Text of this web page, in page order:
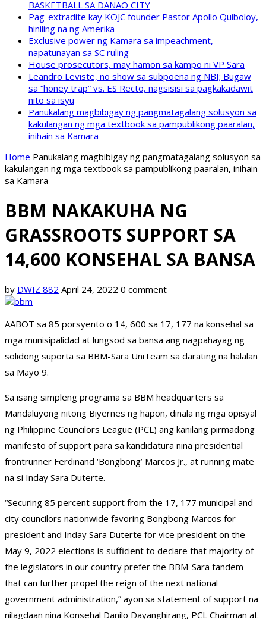
BASKETBALL SA DANAO CITY
Pag-extradite kay KOJC founder Pastor Apollo Quiboloy,
hiniling na ng Amerika
Exclusive power ng Kamara sa impeachment,
napatunayan sa SC ruling
House prosecutors, may hamon sa kampo ni VP Sara
Leandro Leviste, no show sa subpoena ng NBI; Bugaw
sa “honey trap” vs. ES Recto, nagsisisi sa pagkakadawit
nito sa isyu
Panukalang magbibigay ng pangmatagalang solusyon sa
kakulangan ng mga textbook sa pampublikong paaralan,
inihain sa Kamara
Home Panukalang magbibigay ng pangmatagalang solusyon sa
kakulangan ng mga textbook sa pampublikong paaralan, inihain
sa Kamara
BBM NAKAKUHA NG
GRASSROOTS SUPPORT SA
14,600 KONSEHAL SA BANSA
by DWIZ 882 April 24, 2022 0 comment
AABOT sa 85 porsyento o 14, 600 sa 17, 177 na konsehal sa
mga munisipalidad at lungsod sa bansa ang nagpahayag ng
solidong suporta sa BBM-Sara UniTeam sa darating na halalan
sa Mayo 9.
Sa isang simpleng programa sa BBM headquarters sa
Mandaluyong nitong Biyernes ng hapon, dinala ng mga opisyal
ng Philippine Councilors League (PCL) ang kanilang pirmadong
manifesto of support para sa kandidatura nina presidential
frontrunner Ferdinand ‘Bongbong’ Marcos Jr., at running mate
na si Inday Sara Duterte.
“Securing 85 percent support from the 17, 177 municipal and
city councilors nationwide favoring Bongbong Marcos for
president and Inday Sara Duterte for vice president on the
May 9, 2022 elections is sufficient to declare that majority of
the legislators in our country prefer the BBM-Sara tandem
that can further propel the reign of the next national
government administration,” ayon sa statement of support na
nilagdaan nina Konsehal Danilo Dayanghirang, PCL Chairman at